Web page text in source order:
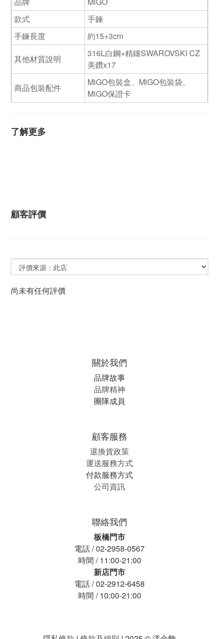
款式
手鍊
手鍊長度
約15+3cm
其他材質說明
316L白鋼+精鑲SWAROVSKI CZ
美鑽x17
商品包裝配件
MiGO包裝盒、MiGO包裝袋、
MiGO保證卡
了解更多
顧客評價
尚未有任何評價
關於我們
品牌故事
品牌精神
團隊成員
顧客服務
退換貨政策
運送服務方式
付款服務方式
公司資訊
聯絡我們
板橋門市
電話 / 02-2958-0567
時間 / 11:00-21:00
新店門市
電話 / 02-2912-6458
時間 / 10:00-21:00